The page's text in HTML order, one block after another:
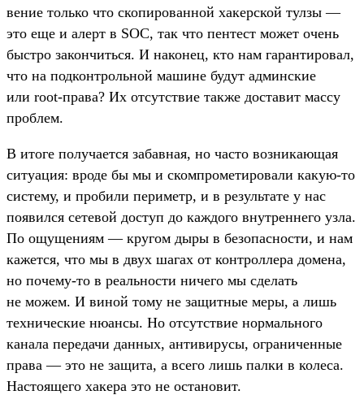
вение толь­ко что ско­пиро­ван­ной хакер­ской тул­зы —
это еще и алерт в SOC, так что пен­тест может очень
быс­тро закон­чить­ся. И наконец, кто нам гаран­тировал,
что на под­кон­троль­ной машине будут админ­ские
или root-пра­ва? Их отсутс­твие так­же дос­тавит мас­су
проб­лем.
В ито­ге получа­ется забав­ная, но час­то воз­ника­ющая
ситу­ация: вро­де бы мы и ском­про­мети­рова­ли какую‑то
сис­тему, и про­били периметр, и в резуль­тате у нас
появил­ся сетевой дос­туп до каж­дого внут­ренне­го узла.
По ощу­щени­ям — кру­гом дыры в безопас­ности, и нам
кажет­ся, что мы в двух шагах от кон­трол­лера домена,
но почему‑то в реаль­нос­ти ничего мы сде­лать
не можем. И виной тому не защит­ные меры, а лишь
тех­ничес­кие нюан­сы. Но отсутс­твие нор­маль­ного
канала переда­чи дан­ных, анти­виру­сы, огра­ничен­ные
пра­ва — это не защита, а все­го лишь пал­ки в колеса.
Нас­тояще­го хакера это не оста­новит.